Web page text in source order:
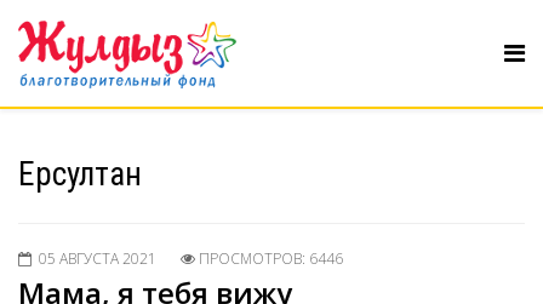
Ерсултан
05 АВГУСТА 2021 ПРОСМОТРОВ: 6446
Мама, я тебя вижу